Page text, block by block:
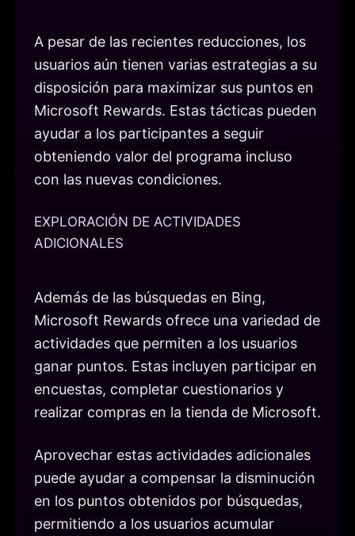
A pesar de las recientes reducciones, los
usuarios aún tienen varias estrategias a su
disposición para maximizar sus puntos en
Microsoft Rewards. Estas tácticas pueden
ayudar a los participantes a seguir
obteniendo valor del programa incluso
con las nuevas condiciones.
EXPLORACIÓN DE ACTIVIDADES
ADICIONALES
Además de las búsquedas en Bing,
Microsoft Rewards ofrece una variedad de
actividades que permiten a los usuarios
ganar puntos. Estas incluyen participar en
encuestas, completar cuestionarios y
realizar compras en la tienda de Microsoft.
Aprovechar estas actividades adicionales
puede ayudar a compensar la disminución
en los puntos obtenidos por búsquedas,
permitiendo a los usuarios acumular